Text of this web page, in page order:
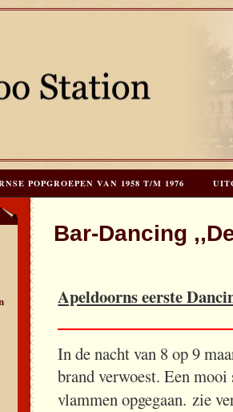
POPGROEPEN VAN 1958 T/M 1976
REÜNIES
LINKS LAATSTE UPDATES
Bar-Dancing
Apeldoorns eerste
In de nacht van 8 op 9
brand verwoest. Een
vlammen opgegaan. zie